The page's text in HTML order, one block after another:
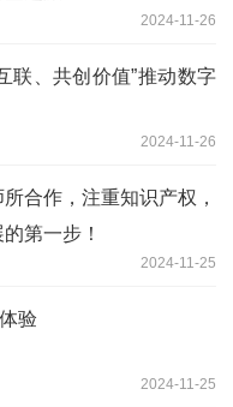
2024-11-26
联、共创价值”推动数字
2024-11-26
合作，注重知识产权，
第一步！
2024-11-25
验
2024-11-25